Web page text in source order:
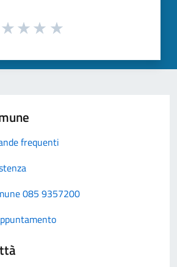
frequenti
085 9357200